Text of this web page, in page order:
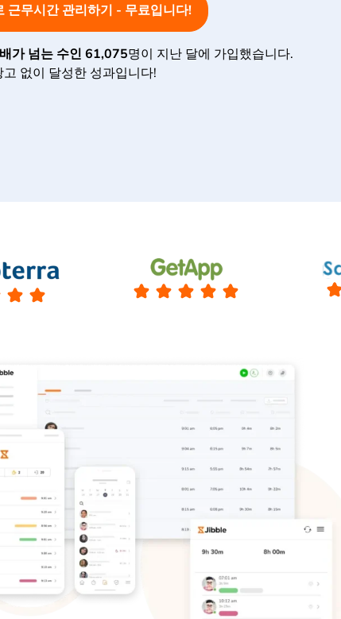
근무시간 관리하기 - 무료입니다!
가 넘는 수인 61,075명이 지난 달에 가입했습니다.
없이 달성한 성과입니다!